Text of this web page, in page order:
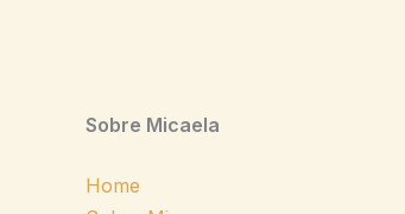
Sobre Micaela
Home